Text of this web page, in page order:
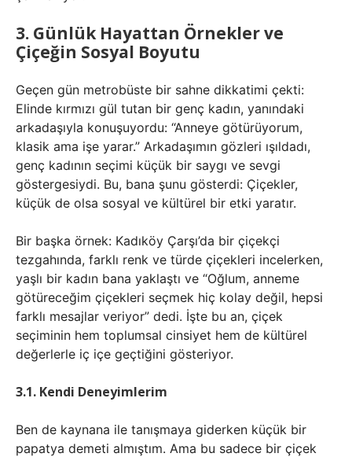
3. Günlük Hayattan Örnekler ve
Çiçeğin Sosyal Boyutu
Geçen gün metrobüste bir sahne dikkatimi çekti:
Elinde kırmızı gül tutan bir genç kadın, yanındaki
arkadaşıyla konuşuyordu: “Anneye götürüyorum,
klasik ama işe yarar.” Arkadaşımın gözleri ışıldadı,
genç kadının seçimi küçük bir saygı ve sevgi
göstergesiydi. Bu, bana şunu gösterdi: Çiçekler,
küçük de olsa sosyal ve kültürel bir etki yaratır.
Bir başka örnek: Kadıköy Çarşı’da bir çiçekçi
tezgahında, farklı renk ve türde çiçekleri incelerken,
yaşlı bir kadın bana yaklaştı ve “Oğlum, anneme
götüreceğim çiçekleri seçmek hiç kolay değil, hepsi
farklı mesajlar veriyor” dedi. İşte bu an, çiçek
seçiminin hem toplumsal cinsiyet hem de kültürel
değerlerle iç içe geçtiğini gösteriyor.
3.1. Kendi Deneyimlerim
Ben de kaynana ile tanışmaya giderken küçük bir
papatya demeti almıştım. Ama bu sadece bir çiçek